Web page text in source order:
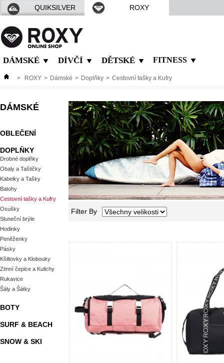
QUIKSILVER ROXY
DÁMSKÉ DÍVČÍ DĚTSKÉ FITNESS
> ROXY > Dámské > Doplňky > Cestovní tašky a Kufry
DÁMSKÉ
OBLEČENÍ
DOPLŇKY
Drobné doplňky
Obaly a Taštičky
Kabelky a Tašky
Batohy
Cestovní tašky a Kufry
Osušky
Sluneční brýle
Hodinky
Peněženky
Pásky
Kšiltovky a Klobouky
Zimní čepice a Kulichy
Rukavice
Šály a Šátky
BOTY
SURF & BEACH
SNOW & SKI
Filter By